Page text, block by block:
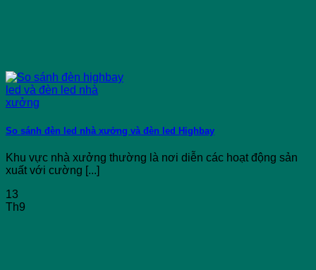
So sánh đèn led nhà xưởng và đèn led Highbay
Khu vực nhà xưởng thường là nơi diễn các hoạt động sản
xuất với cường [...]
13
Th9